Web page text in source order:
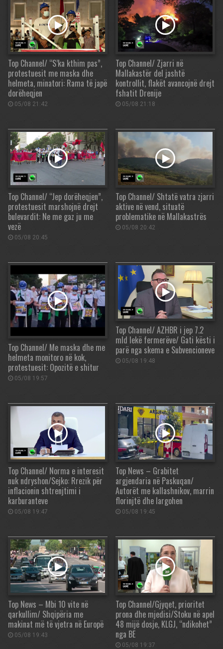
Top Channel/ “S’ka kthim pas”,
protestuesit me maska dhe
helmeta, minatori: Rama të japë
dorëheqjen
05/08 21:42
Top Channel/ Zjarri në
Mallakastër del jashtë
kontrollit, flakët avancojnë drejt
fshatit Drenije
05/08 21:18
Top Channel/ “Jep dorëheqjen”,
protestuesit marshojnë drejt
bulevardit: Ne me gaz ju me
vezë
05/08 20:45
Top Channel/ Shtatë vatra zjarri
aktive në vend, situatë
problematike në Mallakastrës
05/08 20:42
Top Channel/ Me maska dhe me
helmeta monitoro në kok,
protestuesit: Opozitë e shitur
05/08 19:57
Top Channel/ AZHBR i jep 7.2
mld lekë fermerëve/ Gati kësti i
parë nga skema e Subvencioneve
05/08 19:48
Top Channel/ Norma e interesit
nuk ndryshon/Sejko: Rrezik për
inflacionin shtrenjtimi i
karburanteve
05/08 19:47
Top News – Grabitet
argjendaria në Paskuqan/
Autorët me kallashnikov, marrin
florinjtë dhe largohen
05/08 19:45
Top News – Mbi 10 vite në
qarkullim/ Shqipëria me
makinat më të vjetra në Europë
05/08 19:43
Top Channel/Gjyqet, prioritet
prona dhe mjedisi/Stoku në apel
48 mijë dosje, KLGJ, “ndikohet”
nga BE
05/08 19:37